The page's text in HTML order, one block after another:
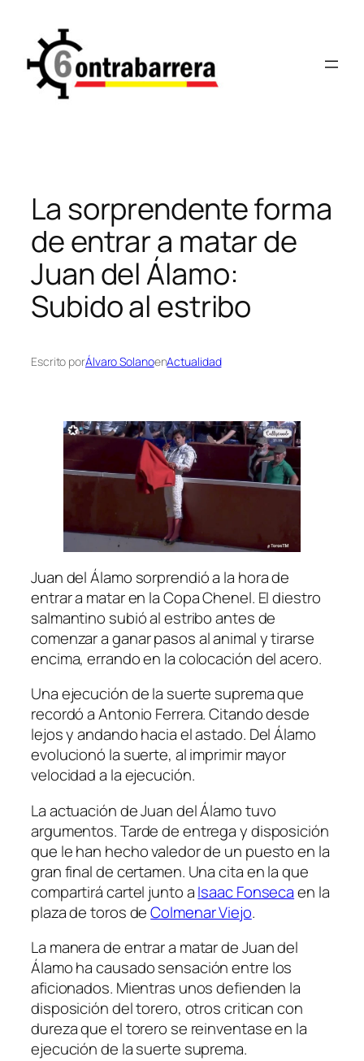
contenido
La sorprendente forma
de entrar a matar de
Juan del Álamo:
Subido al estribo
Escrito porÁlvaro SolanoenActualidad
Juan del Álamo sorprendió a la hora de
entrar a matar en la Copa Chenel. El diestro
salmantino subió al estribo antes de
comenzar a ganar pasos al animal y tirarse
encima, errando en la colocación del acero.
Una ejecución de la suerte suprema que
recordó a Antonio Ferrera. Citando desde
lejos y andando hacia el astado. Del Álamo
evolucionó la suerte, al imprimir mayor
velocidad a la ejecución.
La actuación de Juan del Álamo tuvo
argumentos. Tarde de entrega y disposición
que le han hecho valedor de un puesto en la
gran final de certamen. Una cita en la que
compartirá cartel junto aIsaac Fonsecaen la
plaza de toros deColmenar Viejo.
La manera de entrar a matar de Juan del
Álamo ha causado sensación entre los
aficionados. Mientras unos defienden la
disposición del torero, otros critican con
dureza que el torero se reinventase en la
ejecución de la suerte suprema.